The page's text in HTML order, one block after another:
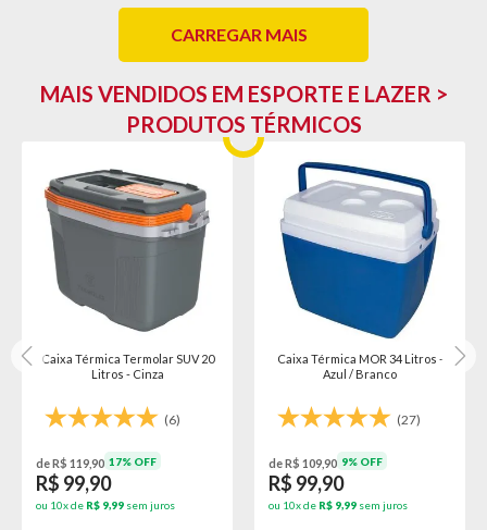
CARREGAR MAIS
MAIS VENDIDOS EM ESPORTE E LAZER >
PRODUTOS TÉRMICOS
Caixa Térmica Termolar SUV 20
Litros - Cinza
(6)
de R$ 119,90 17% OFF
R$ 99,90
ou 10x de R$ 9,99 sem juros
Caixa Térmica MOR 34 Litros -
Azul / Branco
(27)
de R$ 109,90 9% OFF
R$ 99,90
ou 10x de R$ 9,99 sem juros